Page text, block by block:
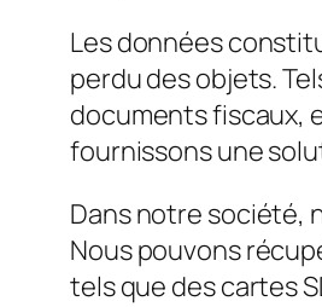
Les données
perdu des objets.
documents fiscaux,
fournissons une
Dans notre société,
Nous pouvons
tels que des cartes